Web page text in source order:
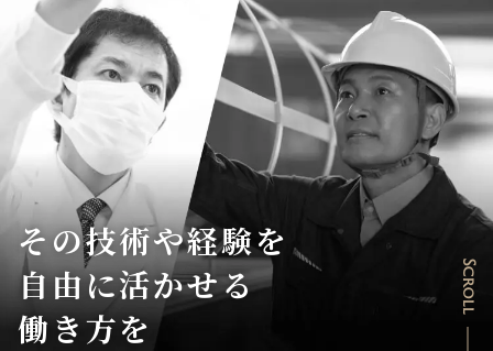
Scroll
その技術や経験を
自由に活かせる
働き方を